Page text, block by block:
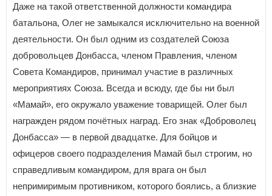
Даже на такой ответственной должности командира
батальона, Олег не замыкался исключительно на военной
деятельности. Он был одним из создателей Союза
добровольцев Донбасса, членом Правления, членом
Совета Командиров, принимал участие в различных
мероприятиях Союза. Всегда и всюду, где бы ни был
«Мамай», его окружало уважение товарищей. Олег был
награжден рядом почётных наград. Его знак «Доброволец
Донбасса» — в первой двадцатке. Для бойцов и
офицеров своего подразделения Мамай был строгим, но
справедливым командиром, для врага он был
непримиримым противником, которого боялись, а близкие